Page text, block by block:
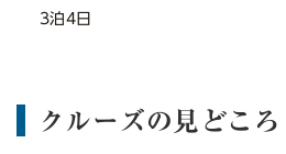
3泊4日
クルーズの見どころ